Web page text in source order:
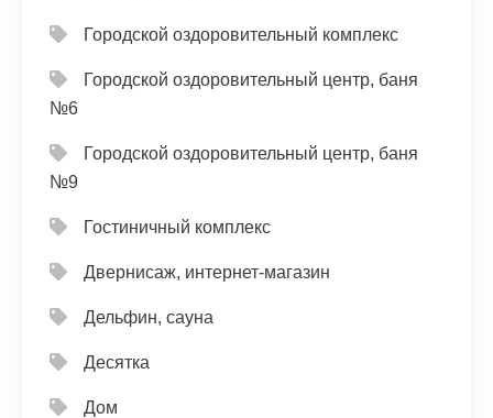
Городской оздоровительный комплекс
Городской оздоровительный центр, баня
№6
Городской оздоровительный центр, баня
№9
Гостиничный комплекс
Двернисаж, интернет-магазин
Дельфин, сауна
Десятка
Дом